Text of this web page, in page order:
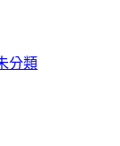
分類